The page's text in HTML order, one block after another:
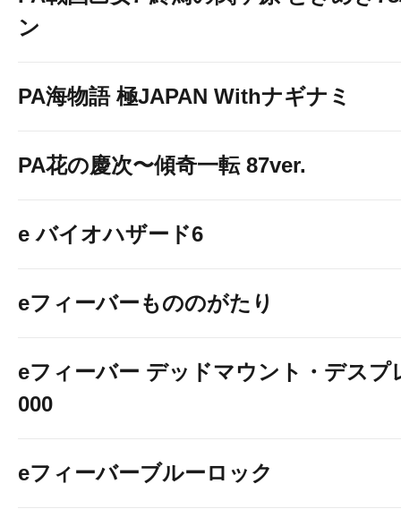
ン
PA海物語 極JAPAN Withナギナミ
PA花の慶次〜傾奇一転 87ver.
e バイオハザード6
eフィーバーもののがたり
eフィーバー デッドマウント・デスプ
000
eフィーバーブルーロック